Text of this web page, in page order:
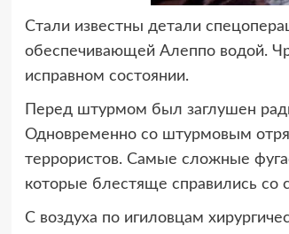
Стали известны детали
обеспечивающей Алеппо водой.
исправном состоянии.
Перед штурмом был заглушен
Одновременно со штурмовым
террористов. Самые сложные
которые блестяще справились со
С воздуха по игиловцам